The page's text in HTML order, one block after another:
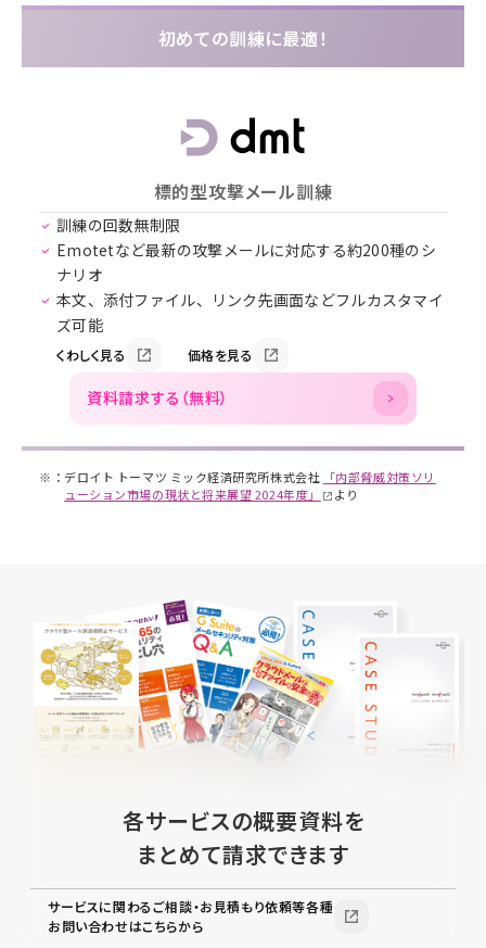
初めての訓練に最適！
標的型攻撃メール訓練
訓練の回数無制限
Emotetなど最新の攻撃メールに対応する約200種のシ
ナリオ
本文、添付ファイル、リンク先画面などフルカスタマイ
ズ可能
くわしく見る 価格を見る
資料請求する（無料）
※： デロイト トーマツ ミック経済研究所株式会社
「内部脅威対策ソリ
ューション市場の現状と将来展望 2024年度」
より
各サービスの概要資料を
まとめて請求できます
サービスに関わるご相談・お見積もり依頼等各種
お問い合わせはこちらから